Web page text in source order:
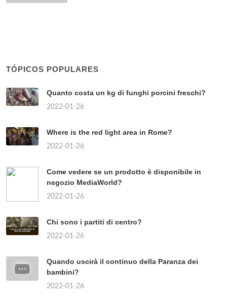
TÓPICOS POPULARES
Quanto costa un kg di funghi porcini freschi?
2022-01-26
Where is the red light area in Rome?
2022-01-26
Come vedere se un prodotto è disponibile in
negozio MediaWorld?
2022-01-26
Chi sono i partiti di centro?
2022-01-26
Quando uscirà il continuo della Paranza dei
bambini?
2022-01-26